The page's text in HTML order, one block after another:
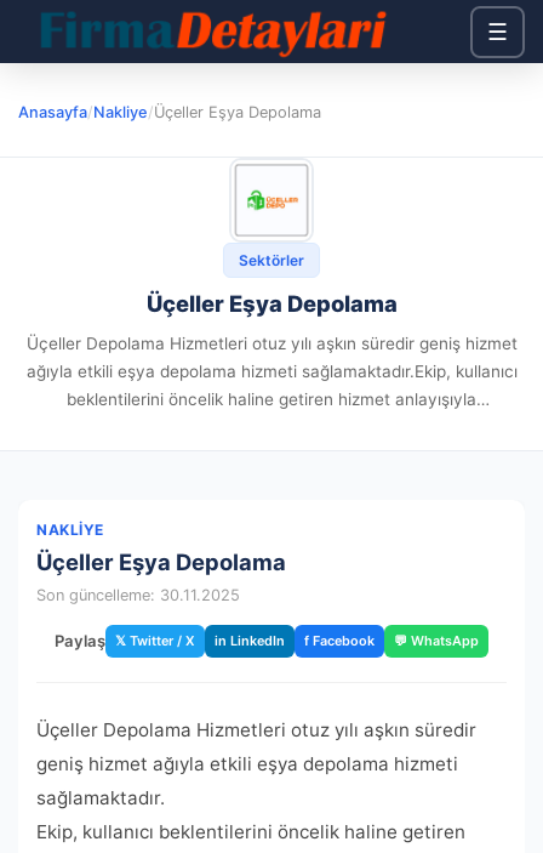
☰
Anasayfa/Nakliye/Üçeller Eşya Depolama
Sektörler
Üçeller Eşya Depolama
Üçeller Depolama Hizmetleri otuz yılı aşkın süredir geniş hizmet
ağıyla etkili eşya depolama hizmeti sağlamaktadır.Ekip, kullanıcı
beklentilerini öncelik haline getiren hizmet anlayışıyla
NAKLIYE
Üçeller Eşya Depolama
Son güncelleme: 30.11.2025
Paylaş 𝕏 Twitter / X in LinkedIn f Facebook 💬 WhatsApp
Üçeller Depolama Hizmetleri otuz yılı aşkın süredir
geniş hizmet ağıyla etkili eşya depolama hizmeti
sağlamaktadır.
Ekip, kullanıcı beklentilerini öncelik haline getiren